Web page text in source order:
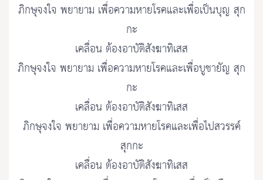
ภิกษุจงใจ พยายาม เพื่อความหายโรคและเพื่อเป็นบุญ สุก
กะ
เคลื่อน ต้องอาบัติสังฆาทิเสส
ภิกษุจงใจ พยายาม เพื่อความหายโรคและเพื่อบูชายัญ สุก
กะ
เคลื่อน ต้องอาบัติสังฆาทิเสส
ภิกษุจงใจ พยายาม เพื่อความหายโรคและเพื่อไปสวรรค์
สุกกะ
เคลื่อน ต้องอาบัติสังฆาทิเสส